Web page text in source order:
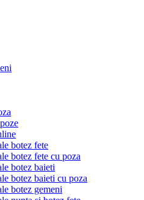
botez fete
botez fete cu poza
botez baieti
botez baieti cu poza
botez gemeni